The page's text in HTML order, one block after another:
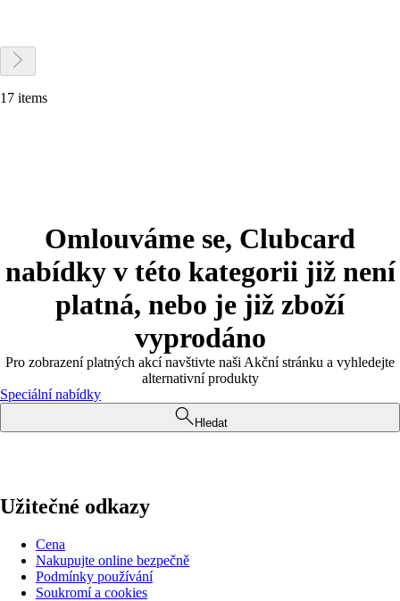
17 items
Omlouváme se, Clubcard
nabídky v této kategorii již není
platná, nebo je již zboží
vyprodáno
Pro zobrazení platných akcí navštivte naši Akční stránku a vyhledejte
alternativní produkty
Speciální nabídky
Hledat
Užitečné odkazy
Cena
Nakupujte online bezpečně
Podmínky používání
Soukromí a cookies